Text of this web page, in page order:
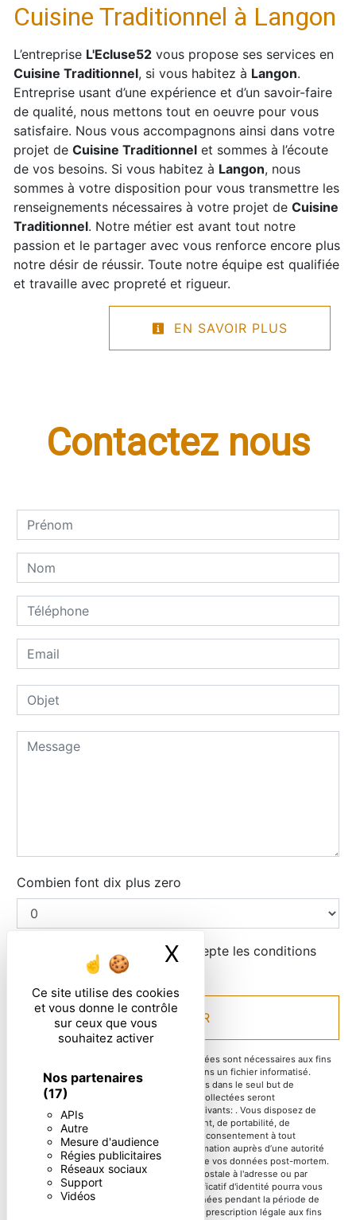
Ce site utilise des cookies
et vous donne le contrôle
sur ceux que vous
souhaitez activer
Nos partenaires
(17)
APIs
Autre
Mesure d'audience
Régies publicitaires
Réseaux sociaux
Support
Vidéos
X Masquer le
Cuisine Traditionnel à Langon
L’entreprise L'Ecluse52 vous propose ses services en
Cuisine Traditionnel, si vous habitez à Langon.
Entreprise usant d’une expérience et d’un savoir-faire
de qualité, nous mettons tout en oeuvre pour vous
satisfaire. Nous vous accompagnons ainsi dans votre
projet de Cuisine Traditionnel et sommes à l’écoute
de vos besoins. Si vous habitez à Langon, nous
sommes à votre disposition pour vous transmettre les
renseignements nécessaires à votre projet de Cuisine
Traditionnel. Notre métier est avant tout notre
passion et le partager avec vous renforce encore plus
notre désir de réussir. Toute notre équipe est qualifiée
et travaille avec propreté et rigueur.
EN SAVOIR PLUS
Contactez nous
Combien font dix plus zero
En cochant cette case, j'accepte les conditions
particulières ci-dessous **
ENVOYER
** Les données personnelles communiquées sont nécessaires aux fins
de vous contacter et sont enregistrées dans un fichier informatisé.
Elles sont destinées à et ses sous-traitants dans le seul but de
répondre à votre message. Les données collectées seront
communiquées aux seuls destinataires suivants: . Vous disposez de
droits d’accès, de rectification, d’effacement, de portabilité, de
limitation, d’opposition, de retrait de votre consentement à tout
moment et du droit d’introduire une réclamation auprès d’une autorité
de contrôle, ainsi que d’organiser le sort de vos données post-mortem.
Vous pouvez exercer ces droits par voie postale à l'adresse ou par
courrier électronique à l'adresse . Un justificatif d'identité pourra vous
être demandé. Nous conservons vos données pendant la période de
prise de contact puis pendant la durée de prescription légale aux fins